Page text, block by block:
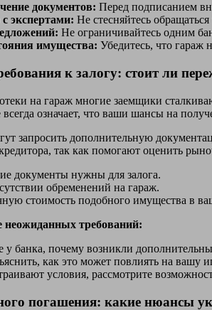
документов: Перед подписанием
экспертами: Не стесняйтесь
Не ограничивайтесь одним
имущества: Убедитесь, что гараж
к залогу: стоит ли
на гараж многие заемщики
всегда означает, что ваши шансы на
запросить дополнительную
так как помогают оценить
документы нужны для залога.
обременений на гараж.
стоимость подобного имущества в
неожиданных требований:
у банка, почему возникли
как это может повлиять на вашу
условия, рассмотрите
погашения: какие нюансы